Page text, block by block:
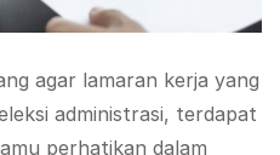
agar lamaran kerja yang
administrasi, terdapat
perhatikan dalam